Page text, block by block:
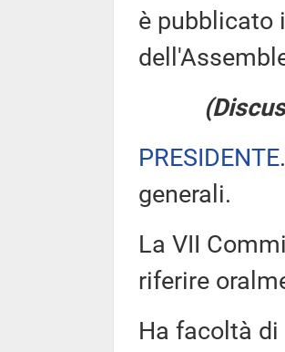
è pubblicato
PRESIDENTE
generali.
La VII
riferire
Ha facoltà di